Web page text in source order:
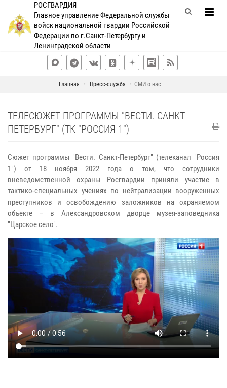
РОСГВАРДИЯ
Главное управление Федеральной службы
войск национальной гвардии Российской
Федерации по г.Санкт-Петербургу и
Ленинградской области
Главная Пресс-служба СМИ о нас
ТЕЛЕСЮЖЕТ ПРОГРАММЫ "ВЕСТИ. САНКТ-
ПЕТЕРБУРГ" (ТК "РОССИЯ 1")
Сюжет программы "Вести. Санкт-Петербург" (телеканал "Россия
1") от 18 ноября 2022 года о том, что сотрудники
вневедомственной охраны Росгвардии приняли участие в
тактико-специальных учениях по нейтрализации вооруженных
преступников и освобождению заложников на охраняемом
объекте – в Александровском дворце музея-заповедника
"Царское село".